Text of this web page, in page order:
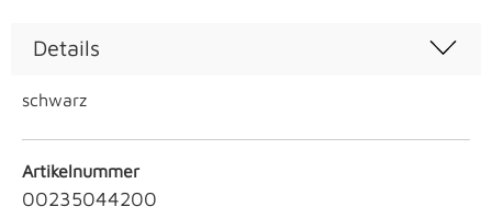
Details
schwarz
Artikelnummer
00235044200